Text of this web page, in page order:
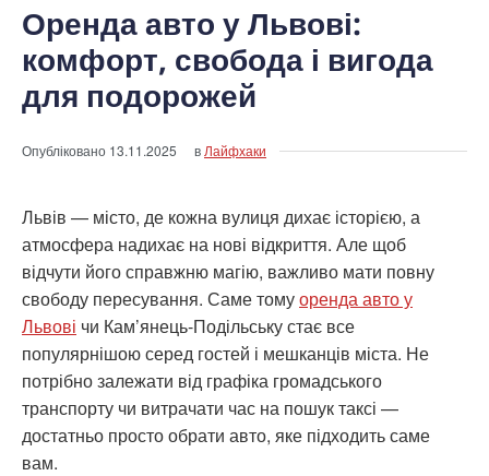
Оренда авто у Львові:
комфорт, свобода і вигода
для подорожей
Опубліковано 13.11.2025 в Лайфхаки
Львів — місто, де кожна вулиця дихає історією, а
атмосфера надихає на нові відкриття. Але щоб
відчути його справжню магію, важливо мати повну
свободу пересування. Саме томуоренда авто у
Львові чи Кам’янець-Подільську стає все
популярнішою серед гостей і мешканців міста. Не
потрібно залежати від графіка громадського
транспорту чи витрачати час на пошук таксі —
достатньо просто обрати авто, яке підходить саме
вам.